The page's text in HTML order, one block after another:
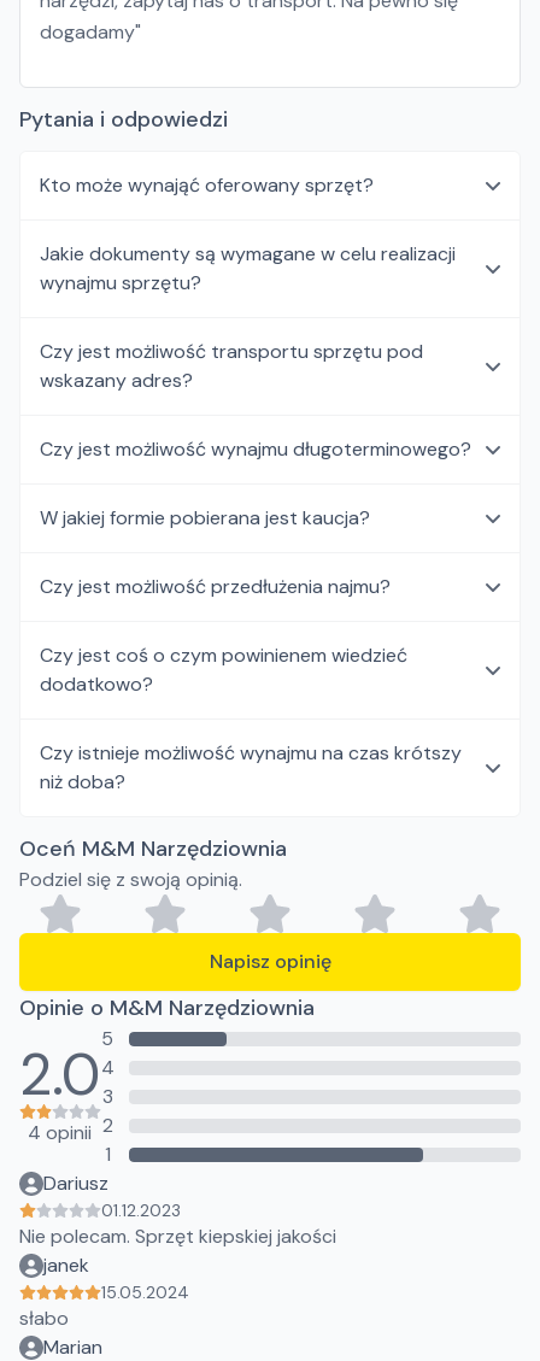
dogadamy"
Pytania i odpowiedzi
Kto może wynająć oferowany sprzęt?
Jakie dokumenty są wymagane w celu realizacji
wynajmu sprzętu?
Czy jest możliwość transportu sprzętu pod
wskazany adres?
Czy jest możliwość wynajmu długoterminowego?
W jakiej formie pobierana jest kaucja?
Czy jest możliwość przedłużenia najmu?
Czy jest coś o czym powinienem wiedzieć
dodatkowo?
Czy istnieje możliwość wynajmu na czas krótszy
niż doba?
Oceń M&M Narzędziownia
Podziel się z swoją opinią.
Napisz opinię
Opinie o M&M Narzędziownia
2.0
4 opinii
5
4
3
2
1
Dariusz
01.12.2023
Nie polecam. Sprzęt kiepskiej jakości
janek
15.05.2024
słabo
Marian